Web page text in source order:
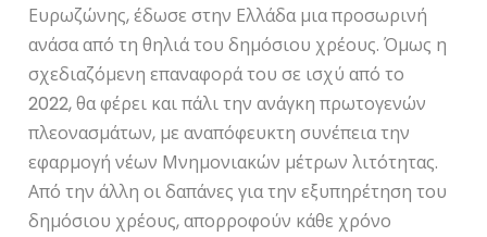
Ευρωζώνης, έδωσε στην Ελλάδα μια προσωρινή
ανάσα από τη θηλιά του δημόσιου χρέους. Όμως η
σχεδιαζόμενη επαναφορά του σε ισχύ από το
2022, θα φέρει και πάλι την ανάγκη πρωτογενών
πλεονασμάτων, με αναπόφευκτη συνέπεια την
εφαρμογή νέων Μνημονιακών μέτρων λιτότητας.
Από την άλλη οι δαπάνες για την εξυπηρέτηση του
δημόσιου χρέους, απορροφούν κάθε χρόνο